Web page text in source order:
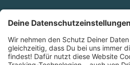
Partnerprogramm (Affiliate)